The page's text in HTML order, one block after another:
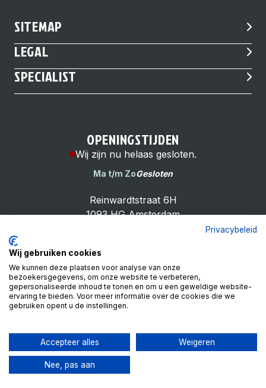
SITEMAP
LEGAL
SPECIALIST
Cheap Bike Shop
4.9
Based on 99 reviews
Review ons op
OPENINGSTIJDEN
Wij zijn nu helaas gesloten.
Ma t/m ZoGesloten
Reinwardtstraat 6H
1093 HG Amsterdam
Privacybeleid
Wij gebruiken cookies
We kunnen deze plaatsen voor analyse van onze
bezoekersgegevens, om onze website te verbeteren,
gepersonaliseerde inhoud te tonen en om u een geweldige website-
ervaring te bieden. Voor meer informatie over de cookies die we
gebruiken opent u de instellingen.
Accepteer alles Weigeren
Nee, pas aan